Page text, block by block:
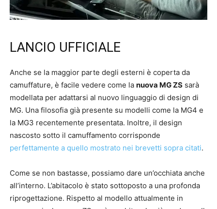
LANCIO UFFICIALE
Anche se la maggior parte degli esterni è coperta da
camuffature, è facile vedere come la nuova MG ZS sarà
modellata per adattarsi al nuovo linguaggio di design di
MG. Una filosofia già presente su modelli come la MG4 e
la MG3 recentemente presentata. Inoltre, il design
nascosto sotto il camuffamento corrisponde
perfettamente a quello mostrato nei brevetti sopra citati.
Come se non bastasse, possiamo dare un’occhiata anche
all’interno. L’abitacolo è stato sottoposto a una profonda
riprogettazione. Rispetto al modello attualmente in